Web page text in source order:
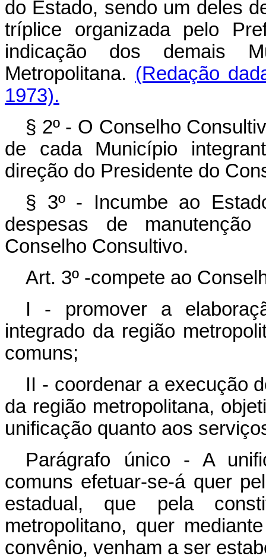
do Estado, sendo um deles
tríplice organizada pelo
indicação dos demais
Metropolitana. (Redação
1973).
§ 2º - O Conselho
de cada Município
direção do Presidente do
§ 3º - Incumbe ao
despesas de
Conselho Consultivo.
Art. 3º -compete ao
I - promover a
integrado da região
comuns;
II - coordenar a execução
da região metropolitana,
unificação quanto aos
Parágrafo único - A
comuns efetuar-se-á quer
estadual, que pela
metropolitano, quer
convênio, venham a ser